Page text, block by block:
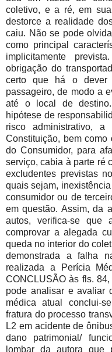
coletivo, e a ré, em
destorce a realidade
caiu. Não se pode
como principal
implicitamente
obrigação do
certo que há o dever
passageiro, de modo a
até o local de
hipótese de
risco administrativo,
Constituição, bem
do Consumidor, para
serviço, cabia à parte ré
excludentes previstas
quais sejam,
consumidor ou de
em questão. Assim, da
autos, verifica-se
comprovar a alegada
queda no interior do
demonstrada a falha
realizada a Perícia
CONCLUSÃO às fls.
pode analisar e avaliar
médica atual conclui-
fratura do processo
L2 em acidente de
dano patrimonial/
lombar da autora que